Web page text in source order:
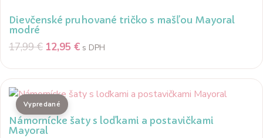
Dievčenské pruhované tričko s mašľou Mayoral
modré
17,99€ 12,95 € s DPH
Námornícke šaty s loďkami a postavičkami
Mayoral